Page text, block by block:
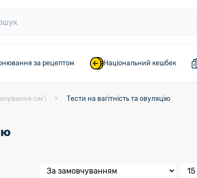
за рецептом Національний кешбек
сім'ї Тести на вагітність та овуляцію